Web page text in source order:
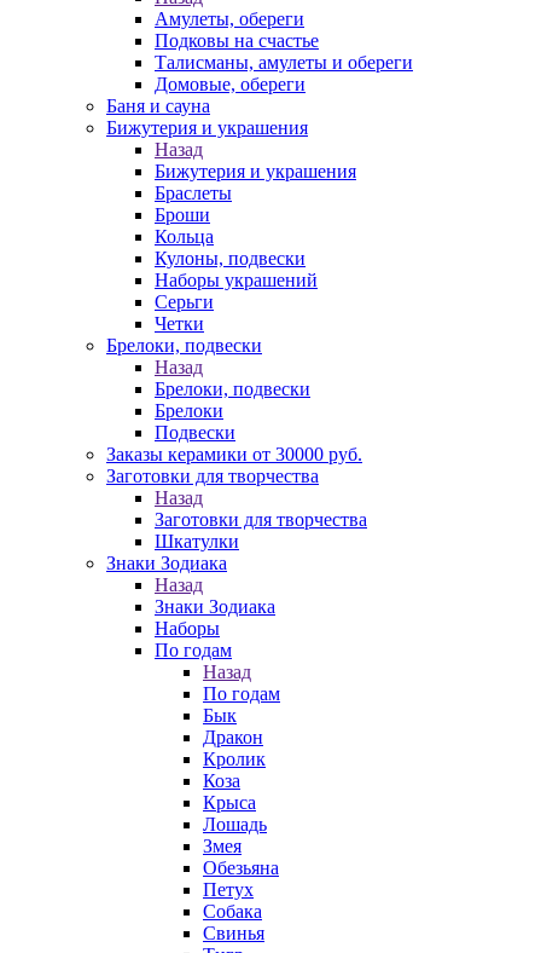
Амулеты, обереги
Подковы на счастье
Талисманы, амулеты и обереги
Домовые, обереги
Баня и сауна
Бижутерия и украшения
Назад
Бижутерия и украшения
Браслеты
Броши
Кольца
Кулоны, подвески
Наборы украшений
Серьги
Четки
Брелоки, подвески
Назад
Брелоки, подвески
Брелоки
Подвески
Заказы керамики от 30000 руб.
Заготовки для творчества
Назад
Заготовки для творчества
Шкатулки
Знаки Зодиака
Назад
Знаки Зодиака
Наборы
По годам
Назад
По годам
Бык
Дракон
Кролик
Коза
Крыса
Лошадь
Змея
Обезьяна
Петух
Собака
Свинья